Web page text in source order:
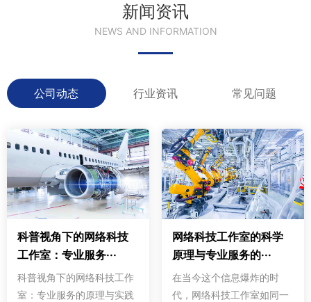
新闻资讯
NEWS AND INFORMATION
公司动态 行业资讯 常见问题
科普视角下的网络科技
工作室：专业服务···
科普视角下的网络科技工作
室：专业服务的原理与实践
网络科技工作室的科学
原理与专业服务的···
在当今这个信息爆炸的时
代，网络科技工作室如同一